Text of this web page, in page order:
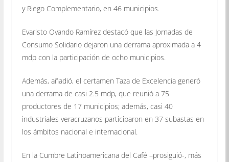
y Riego Complementario, en 46 municipios.
Evaristo Ovando Ramírez destacó que las Jornadas de
Consumo Solidario dejaron una derrama aproximada a 4
mdp con la participación de ocho municipios.
Además, añadió, el certamen Taza de Excelencia generó
una derrama de casi 2.5 mdp, que reunió a 75
productores de 17 municipios; además, casi 40
industriales veracruzanos participaron en 37 subastas en
los ámbitos nacional e internacional.
En la Cumbre Latinoamericana del Café –prosiguió-, más